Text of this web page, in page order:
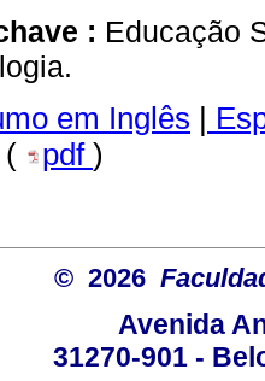
: Educação
em Inglês |
(
pdf )
© 2026
Avenida
31270-901 -